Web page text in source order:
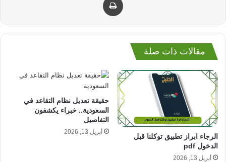
مقالات ذات صلة
الرجاء ابراز تطبيق توكلنا قبل
الدخول pdf
أبريل 13, 2026
حقيقة تعديل نظام التقاعد في
السعودية.. خبراء يكشفون
التفاصيل
أبريل 13, 2026